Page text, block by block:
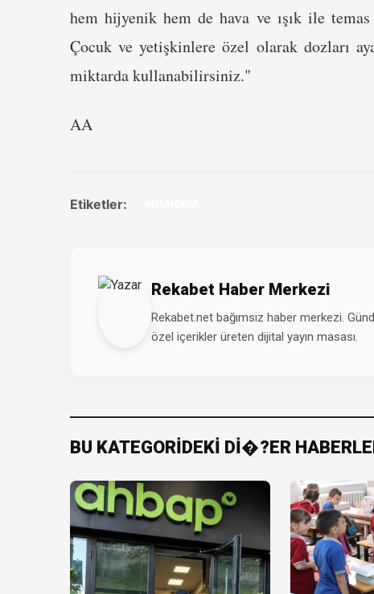
hem hijyenik hem de hava ve ışık ile
Çocuk ve yetişkinlere özel olarak dozları
miktarda kullanabilirsiniz."
AA
Etiketler:
Rekabet Haber Merkezi
Rekabet.net bağımsız haber merkezi.
özel içerikler üreten dijital yayın masası.
BU KATEGORİDEKİ Dİ�?ER